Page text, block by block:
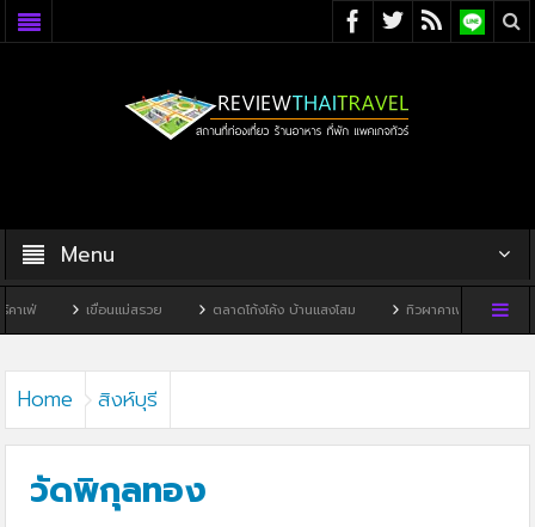
Menu
ขื่อนแม่สรวย ตลาดโก้งโค้ง บ้านแสงโสม ทิวผาคาเฟ่ บ้านพิพิธภัณฑ์ไทด
Home สิงห์บุรี
วัดพิกุลทอง